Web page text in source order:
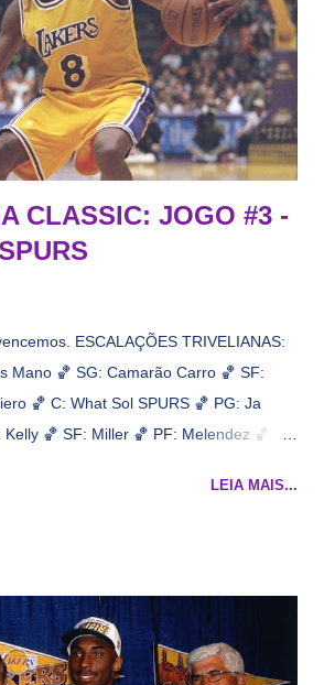
CLASSIC: JOGO #3 -
ESCALAÇÕES TRIVELIANAS:
Mano 🏀 SG: Camarão Carro 🏀 SF:
🏀 C: What Sol SPURS 🏀 PG: Ja
🏀 SF: Miller 🏀 PF: Melendez 🏀 C:
NBA League Pass
LEIA MAIS...